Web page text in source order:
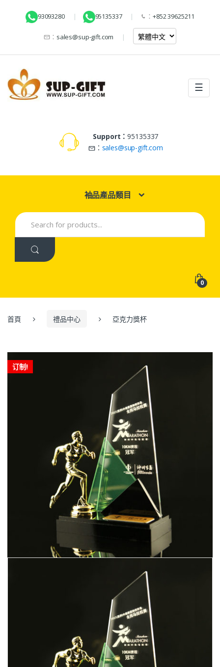
93093280 95135337 ： +852 39625211
： sales@sup-gift.com
☰
Support：95135337
： sales@sup-gift.com
袖品產品類目
Search
for:
0
首頁 禮品中心 亞克力獎杯
订制!